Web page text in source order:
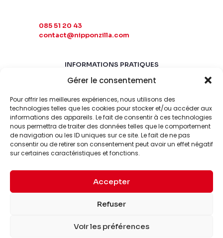
Gérer le consentement
Pour offrir les meilleures expériences, nous utilisons des
technologies telles que les cookies pour stocker et/ou accéder aux
informations des appareils. Le fait de consentir à ces technologies
nous permettra de traiter des données telles que le comportement
de navigation ou les ID uniques sur ce site. Le fait de ne pas
consentir ou de retirer son consentement peut avoir un effet négatif
sur certaines caractéristiques et fonctions.
Accepter
Refuser
Voir les préférences
085 51 20 43
contact@nipponzilla.com
INFORMATIONS PRATIQUES
MARDI-SAMEDI
LUNDI-DIMANCHE
FERMÉ
© 2026 Nipponzilla. Tous
Mentions